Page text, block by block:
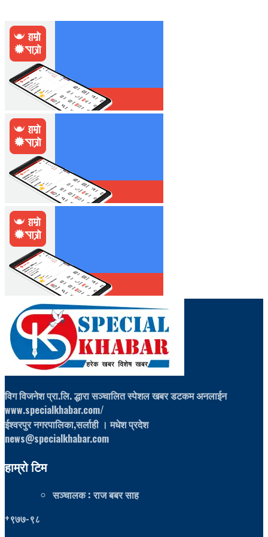
विग विजनेश प्रा.लि. द्धारा सञ्चालित स्पेशल खबर डटकम अनलाईन
www.specialkhabar.com/
ईश्‍वरपुर नगरपालिका,सर्लाही । मधेश प्रदेश
news@specialkhabar.com
हाम्रो टिम
सञ्चालक: राज बबर साह
+९७७-९८